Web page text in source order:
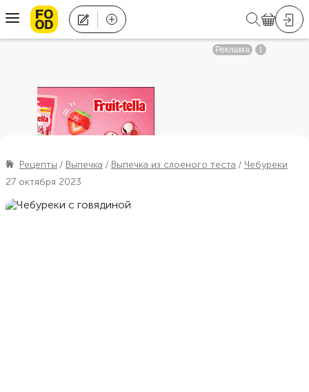
Рецепты Выпечка Выпечка из слоеного теста
Чебуреки
27 октября 2023